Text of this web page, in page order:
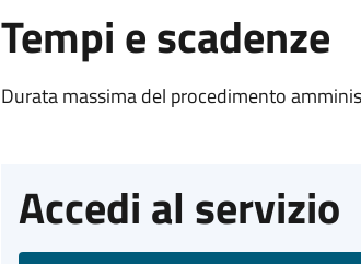
Tempi e scadenze
Durata massima del procedimento
Accedi al servizio